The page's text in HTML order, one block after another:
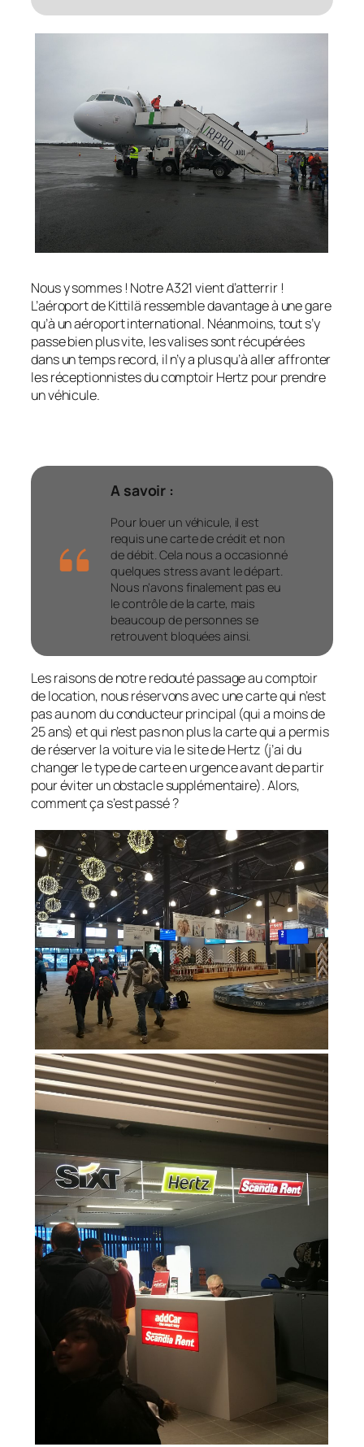
Nous y sommes ! Notre A321 vient d’atterrir !
L’aéroport de Kittilä ressemble davantage à une gare
qu’à un aéroport international. Néanmoins, tout s’y
passe bien plus vite, les valises sont récupérées
dans un temps record, il n’y a plus qu’à aller affronter
les réceptionnistes du comptoir Hertz pour prendre
un véhicule.
A savoir :
Pour louer un véhicule, il est
requis une carte de crédit et non
de débit. Cela nous a occasionné
quelques stress avant le départ.
Nous n’avons finalement pas eu
le contrôle de la carte, mais
beaucoup de personnes se
retrouvent bloquées ainsi.
Les raisons de notre redouté passage au comptoir
de location, nous réservons avec une carte qui n’est
pas au nom du conducteur principal (qui a moins de
25 ans) et qui n’est pas non plus la carte qui a permis
de réserver la voiture via le site de Hertz (j’ai du
changer le type de carte en urgence avant de partir
pour éviter un obstacle supplémentaire). Alors,
comment ça s’est passé ?